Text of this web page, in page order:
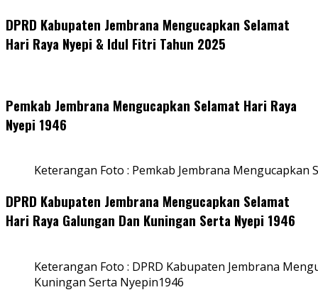
DPRD Kabupaten Jembrana Mengucapkan Selamat
Hari Raya Nyepi & Idul Fitri Tahun 2025
Pemkab Jembrana Mengucapkan Selamat Hari Raya
Nyepi 1946
Keterangan Foto : Pemkab Jembrana Mengucapkan
DPRD Kabupaten Jembrana Mengucapkan Selamat
Hari Raya Galungan Dan Kuningan Serta Nyepi 1946
Keterangan Foto : DPRD Kabupaten Jembrana
Kuningan Serta Nyepin1946